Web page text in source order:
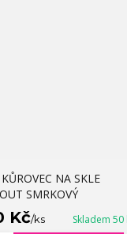
NA SKLE
SMRKOVÝ
Kč/ks Skladem 50